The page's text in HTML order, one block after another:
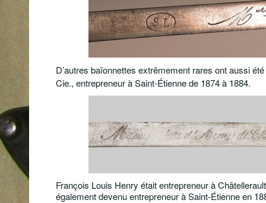
D’autres baïonnettes extrêmement rares ont aussi
Cie., entrepreneur à Saint-Étienne de 1874 à 1884.
François Louis Henry était entrepreneur à
également devenu entrepreneur à Saint-Étienne en